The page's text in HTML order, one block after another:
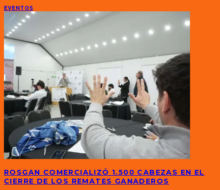
EVENTOS
ROSGAN COMERCIALIZÓ 1.500 CABEZAS EN EL
CIERRE DE LOS REMATES GANADEROS